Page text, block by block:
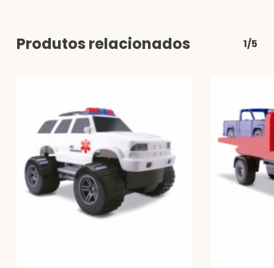
Produtos relacionados 1/5